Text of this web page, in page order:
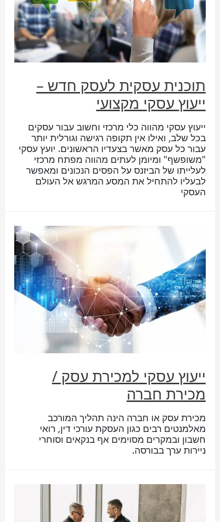
תוכנית עסקית לעסק חדש –
ייעוץ עסקי מקצועי
ייעוץ עסקי מהווה כלי מרכזי וחשוב עבור עסקים
בכל שלב, ואילו אין תקופה רגישה וגורלית יותר
עבור כל עסק מאשר בצעדיו הראשונים. יועץ עסקי
"משופשף" ומיומן לעתים מהווה מפתח מרכזי
לעלייתו של הביזנס על הפסים הנכונים ומאפשר
לבעליו להתחיל את המסע המרגש אל העולם
העסקי
ייעוץ עסקי למכירת עסק /
מכירת חברה
מכירת עסק או חברה הינה תהליך המורכב
מאלמנטים רבים כגון העסקת עורכי דין, רואי
חשבון ובמקרים מסוימים אף בנקאים וסוחרי
ניירות ערך בבורסה.